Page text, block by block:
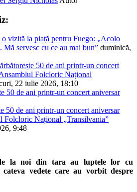
o vizită la piață pentru Fuego: „Acolo
Mă servesc cu ce au mai bun” duminică,
50 de ani printr-un concert
Folcloric Național
22 iulie 2026, 18:10
50 de ani printr-un concert aniversar
Folcloric Național „Transilvania”
9:48
la noi din tara au luptele lor cu
vedete care au vorbit despre